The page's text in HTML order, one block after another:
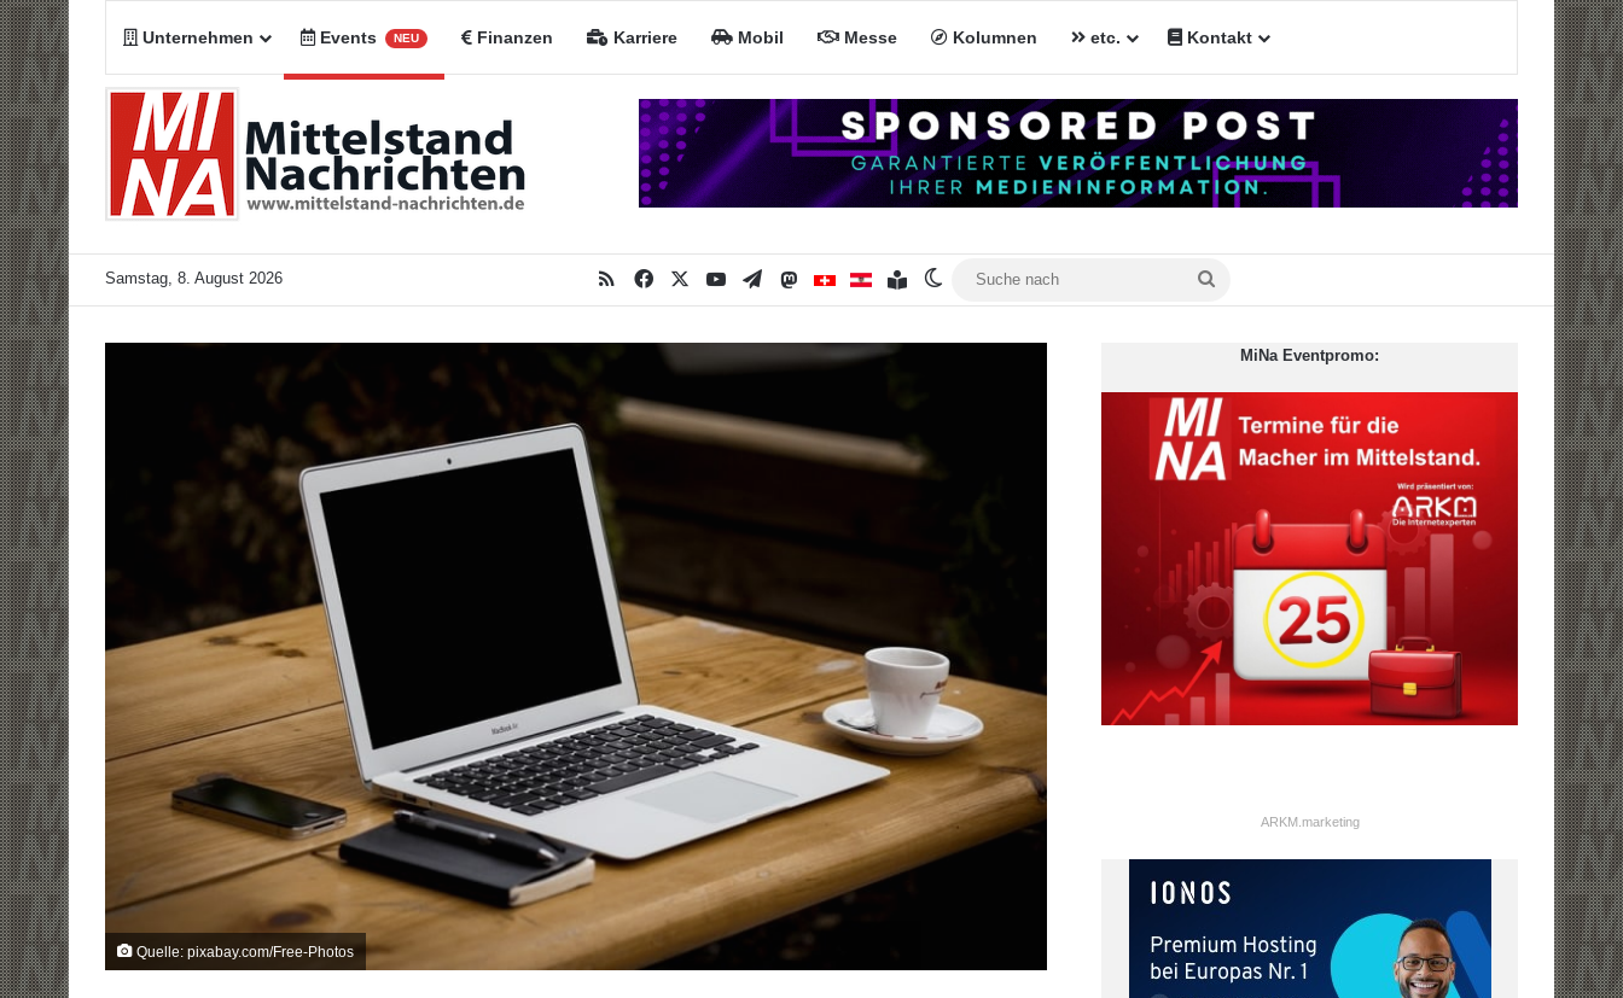
Unternehmen Events NEU Finanzen Karriere Mobil Messe Kolumnen etc. Kontakt
Samstag, 8. August 2026 RSSFacebookYouTubeTelegramMastodonMiNa CHMiNa AT
Inhaltsverzeichnis
Skin umschalten
Quelle: pixabay.com/Free-Photos
MiNa Eventpromo:
ARKM.marketing